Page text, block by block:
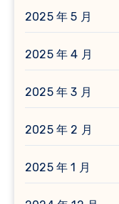
2025 年 5 月
2025 年 4 月
2025 年 3 月
2025 年 2 月
2025 年 1 月